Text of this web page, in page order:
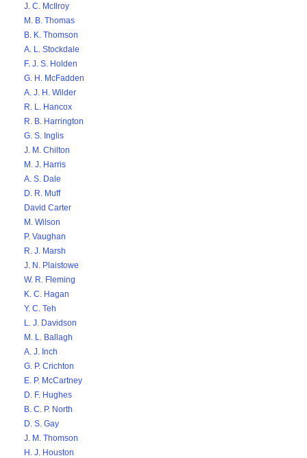
J. C. McIlroy
M. B. Thomas
B. K. Thomson
A. L. Stockdale
F. J. S. Holden
G. H. McFadden
A. J. H. Wilder
R. L. Hancox
R. B. Harrington
G. S. Inglis
J. M. Chilton
M. J. Harris
A. S. Dale
D. R. Muff
David Carter
M. Wilson
P. Vaughan
R. J. Marsh
J. N. Plaistowe
W. R. Fleming
K. C. Hagan
Y. C. Teh
L. J. Davidson
M. L. Ballagh
A. J. Inch
G. P. Crichton
E. P. McCartney
D. F. Hughes
B. C. P. North
D. S. Gay
J. M. Thomson
H. J. Houston